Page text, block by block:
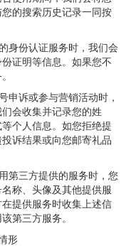
的搜索历史记录一同按
身份认证服务时，我们会
证明等信息。如果您不
申诉或参与营销活动时，
会收集并记录您的姓
个人信息。如您拒绝提
诉结果或向您邮寄礼品
第三方提供的服务时，您
称、头像及其他提供服
提供服务时收集上述信
第三方服务。
形